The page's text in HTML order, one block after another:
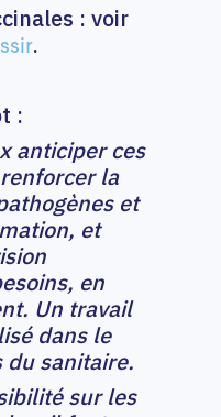
: voir
.
:
anticiper ces
la
et
et
en
Un travail
dans le
du sanitaire.
sur les